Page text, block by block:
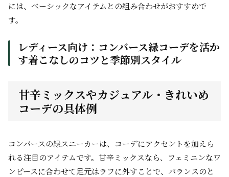
には、ベーシックなアイテムとの組み合わせがおすすめで
す。
レディース向け：コンバース緑コーデを活か
す着こなしのコツと季節別スタイル
甘辛ミックスやカジュアル・きれいめ
コーデの具体例
コンバースの緑スニーカーは、コーデにアクセントを加えら
れる注目のアイテムです。甘辛ミックスなら、フェミニンなワ
ンピースに合わせて足元はラフに外すことで、バランスのと